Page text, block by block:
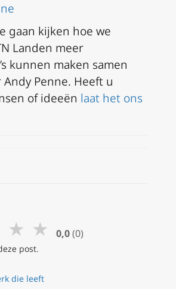
gaan kijken hoe we
Landen meer
kunnen maken samen
Andy Penne. Heeft u
of ideeën laat het ons
★ ★ 0,0 (0)
post.
die leeft